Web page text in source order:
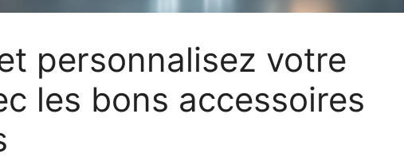
personnalisez votre
les bons accessoires